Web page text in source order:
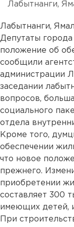
Лабытнанги,
Лабытнанги,
Депутаты
положение об
сообщили
администрации
заседании
вопросов,
социального
отдела
Кроме того,
обеспечении
что новое
прежнего.
приобретении
составляет 300
имеющих детей,
При